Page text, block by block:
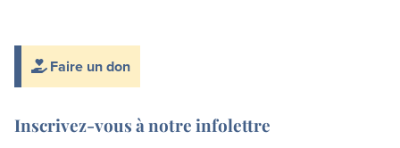
Faire un don
Inscrivez-vous à notre infolettre